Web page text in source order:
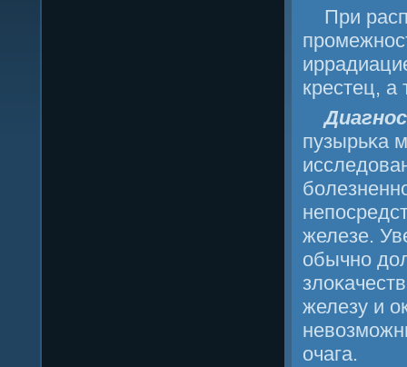
При
крестец, а
пузырьκа
железе.
обычнο
железу и
очага.